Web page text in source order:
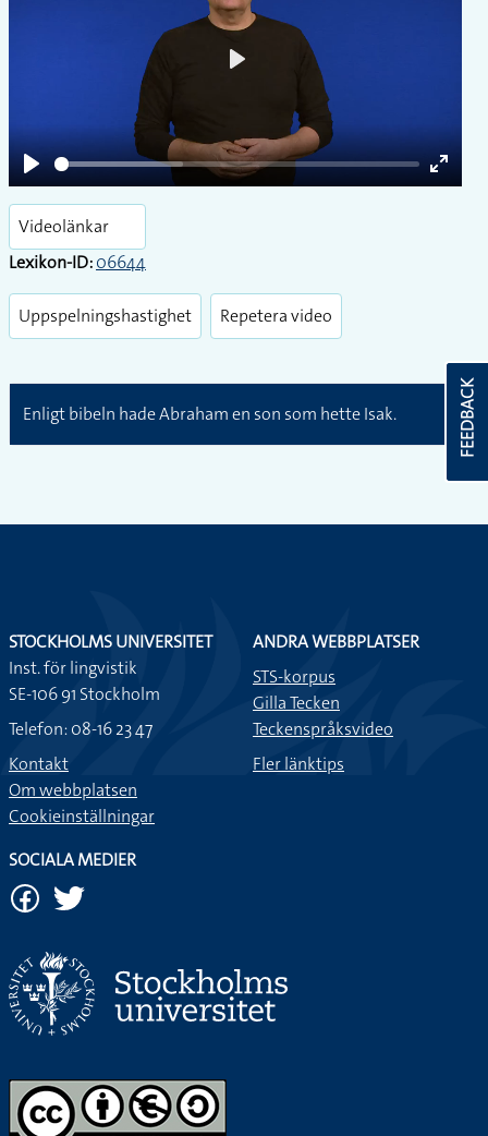
Play
Enter
Videolänkar
Lexikon-ID:06644
Uppspelningshastighet Repetera video
Enligt bibeln hade Abraham en son som hette Isak. FEEDBACK
STOCKHOLMS UNIVERSITET
Inst. för lingvistik
SE-106 91 Stockholm
Telefon: 08-16 23 47
Kontakt
Om webbplatsen
Cookieinställningar
ANDRA WEBBPLATSER
STS-korpus
Gilla Tecken
Teckenspråksvideo
Fler länktips
SOCIALA MEDIER